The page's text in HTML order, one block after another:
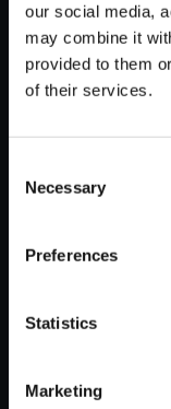
our social media,
may combine it
provided to them
of their services.
Selection
Necessary
Preferences
Statistics
Marketing